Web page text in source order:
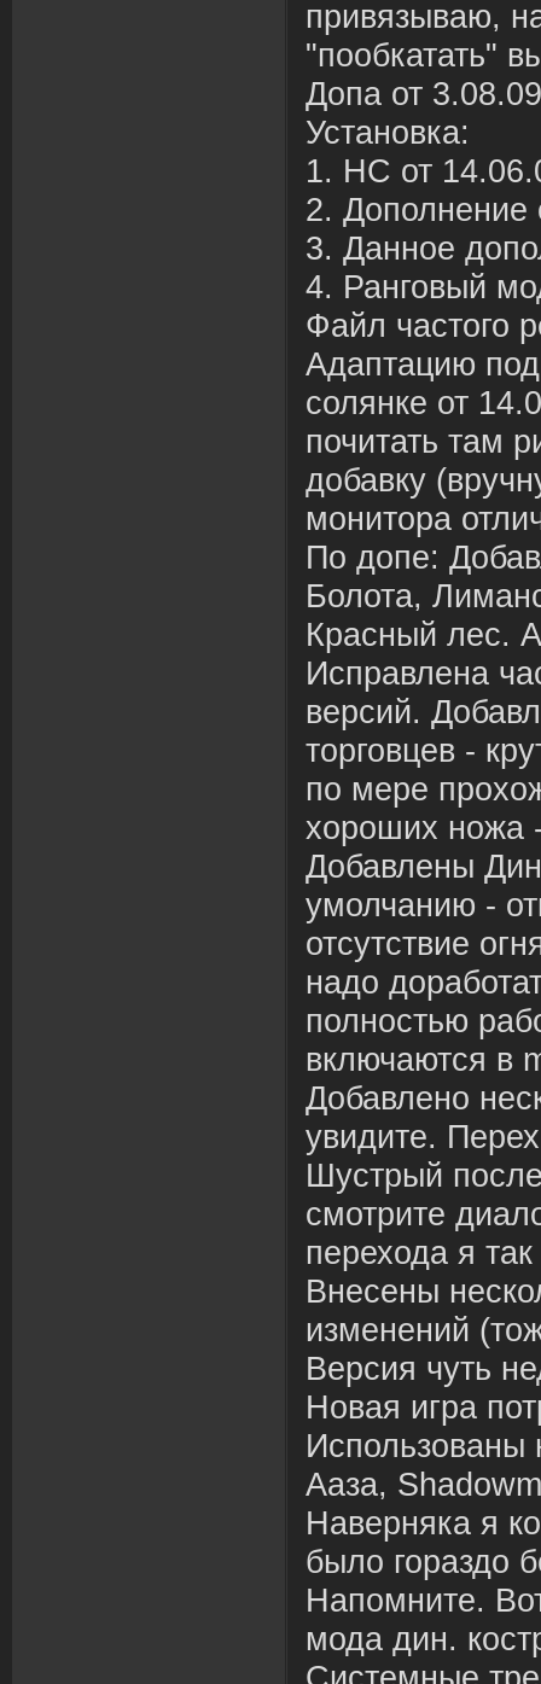
привязываю,
"пообкатать"
Допа от 3.08.09
Установка:
1. НС от
2. Дополнение
3. Данное
4. Ранговый
Файл частого
Адаптацию
солянке от
почитать там
добавку
монитора
По допе:
Болота,
Красный лес.
Исправлена
версий.
торговцев -
по мере
хороших ножа
Добавлены
умолчанию -
отсутствие
надо
полностью
включаются в
Добавлено
увидите.
Шустрый
смотрите
перехода я
Внесены
изменений
Версия чуть
Новая игра
Использованы
Ааза,
Наверняка я
было гораздо
Напомните.
мода дин.